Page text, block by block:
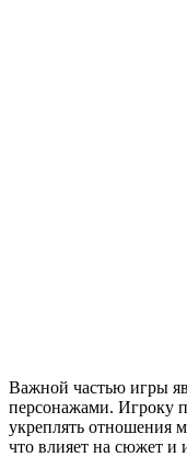
Важной частью игры
персонажами. Игроку
укреплять отношения
что влияет на сюжет и